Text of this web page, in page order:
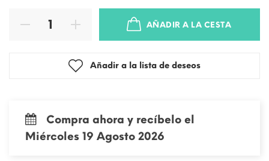
AÑADIR A LA CESTA
Añadir a la lista de deseos
Compra ahora y recíbelo el
Miércoles 19 Agosto 2026